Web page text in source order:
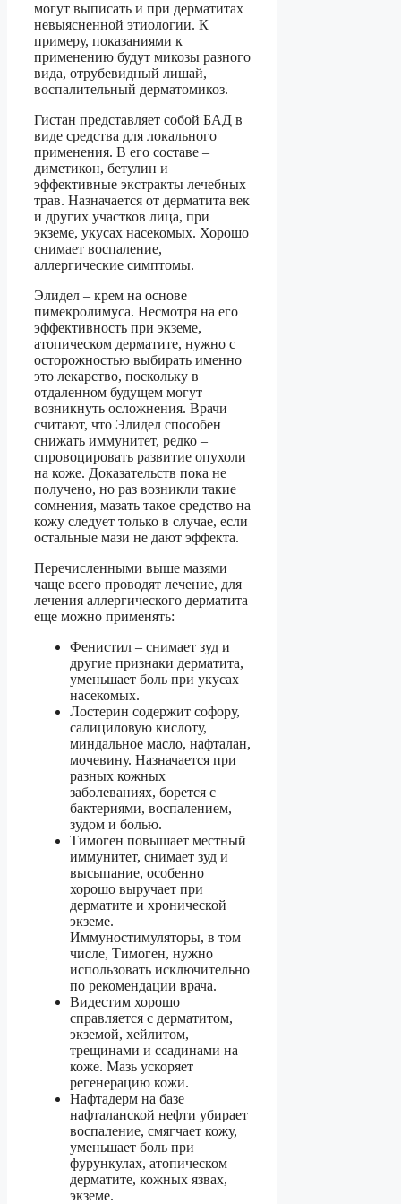
могут выписать и при дерматитах
невыясненной этиологии. К
примеру, показаниями к
применению будут микозы разного
вида, отрубевидный лишай,
воспалительный дерматомикоз.
Гистан представляет собой БАД в
виде средства для локального
применения. В его составе –
диметикон, бетулин и
эффективные экстракты лечебных
трав. Назначается от дерматита век
и других участков лица, при
экземе, укусах насекомых. Хорошо
снимает воспаление,
аллергические симптомы.
Элидел – крем на основе
пимекролимуса. Несмотря на его
эффективность при экземе,
атопическом дерматите, нужно с
осторожностью выбирать именно
это лекарство, поскольку в
отдаленном будущем могут
возникнуть осложнения. Врачи
считают, что Элидел способен
снижать иммунитет, редко –
спровоцировать развитие опухоли
на коже. Доказательств пока не
получено, но раз возникли такие
сомнения, мазать такое средство на
кожу следует только в случае, если
остальные мази не дают эффекта.
Перечисленными выше мазями
чаще всего проводят лечение, для
лечения аллергического дерматита
еще можно применять:
Фенистил – снимает зуд и
другие признаки дерматита,
уменьшает боль при укусах
насекомых.
Лостерин содержит софору,
салициловую кислоту,
миндальное масло, нафталан,
мочевину. Назначается при
разных кожных
заболеваниях, борется с
бактериями, воспалением,
зудом и болью.
Тимоген повышает местный
иммунитет, снимает зуд и
высыпание, особенно
хорошо выручает при
дерматите и хронической
экземе.
Иммуностимуляторы, в том
числе, Тимоген, нужно
использовать исключительно
по рекомендации врача.
Видестим хорошо
справляется с дерматитом,
экземой, хейлитом,
трещинами и ссадинами на
коже. Мазь ускоряет
регенерацию кожи.
Нафтадерм на базе
нафталанской нефти убирает
воспаление, смягчает кожу,
уменьшает боль при
фурункулах, атопическом
дерматите, кожных язвах,
экземе.